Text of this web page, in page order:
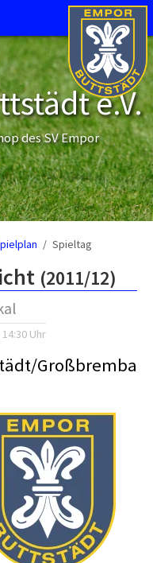
e.V.
des SV Empor
Spieltag
(2011/12)
14:30 Uhr
Großbremba